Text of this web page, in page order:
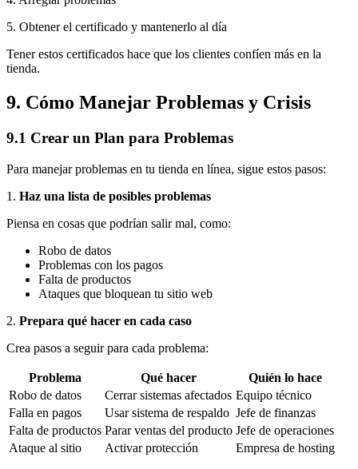
5. Obtener el certificado y mantenerlo al día
Tener estos certificados hace que los clientes confíen más en la
tienda.
9. Cómo Manejar Problemas y Crisis
9.1 Crear un Plan para Problemas
Para manejar problemas en tu tienda en línea, sigue estos pasos:
1. Haz una lista de posibles problemas
Piensa en cosas que podrían salir mal, como:
Robo de datos
Problemas con los pagos
Falta de productos
Ataques que bloquean tu sitio web
2. Prepara qué hacer en cada caso
Crea pasos a seguir para cada problema:
Problema Qué hacer
Quién lo hace
Robo de datos
Cerrar sistemas afectados Equipo técnico
Falla en pagos
Usar sistema de respaldo Jefe de finanzas
Falta de productos Parar ventas del producto Jefe de operaciones
Ataque al sitio
Activar protección Empresa de hosting